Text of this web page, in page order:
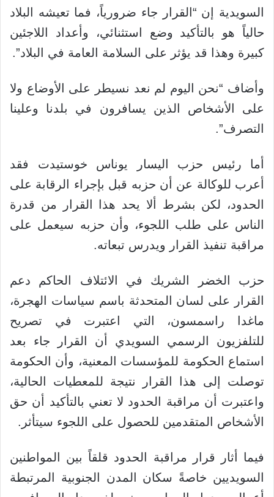
السويدية إن “القرار جاء ضرورياً، فما تعيشه البلاد
حالياً هو بالتأكيد وضع استثنائي، وأعداد اللاجئين
كبيرة وهذا قد يؤثر على السلامة العامة في البلاد”.
وأضاف “نحن اليوم لم نعد نسيطر على الأوضاع ولا
على الأشخاص الذين يسافرون في بلدنا وعلينا
التصرف”.
أما رئيس حزب اليسار يوناس خوستيدت فقد
أعرب للوكالة عن أن حزبه قبل بإجراء الرقابة على
الحدود، لكن بشرط ألا يحد هذا القرار من قدرة
الناس على طلب اللجوء، وأن حزبه سيعمل على
مراقبة تنفيذ القرار ويدرس تبعاته.
حزب الخضر الشريك في الائتلاف الحاكم دعم
القرار على لسان المتحدثة باسم سياسات الهجرة،
ماغدا راسمسون، التي اعتبرت في تصريح
للتلفزيون الرسمي السويدي أن القرار جاء بعد
استماع الحكومة للمؤسسات المعنية، وأن الحكومة
توصلت إلى هذا القرار نتيجة للمعطيات الحالية،
واعتبرت أن مراقبة الحدود لا تعني بالتأكيد أن حق
الأشخاص المتقدمين للحصول على اللجوء سيتأثر.
فيما أثار قرار مراقبة الحدود قلقاً بين المواطنين
السويديين خاصةً سكان المدن الجنوبية المرتبطة